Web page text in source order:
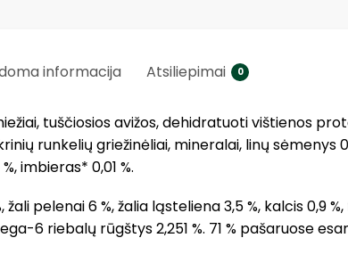
informacija Atsiliepimai 0
tuščiosios avižos, dehidratuoti vištienos
runkelių griežinėliai, mineralai, linų sėmenys
imbieras* 0,01 %.
pelenai 6 %, žalia ląsteliena 3,5 %, kalcis 0,9
6 riebalų rūgštys 2,251 %. 71 % pašaruose